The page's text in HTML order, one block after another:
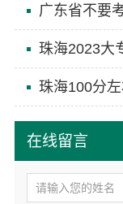
在线留言